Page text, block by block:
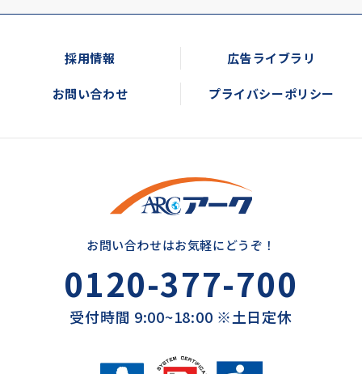
採用情報 広告ライブラリ
お問い合わせ プライバシーポリシー
お問い合わせはお気軽にどうぞ！
0120-377-700
受付時間 9:00~18:00 ※土日定休